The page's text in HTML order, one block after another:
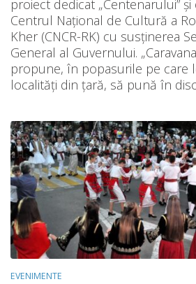
proiect dedicat „Centenarului”
Centrul Naţional de Cultură a
Kher (CNCR-RK) cu susținerea
General al Guvernului.
propune, în popasurile pe care
localități din țară, să pună în
EVENIMENTE